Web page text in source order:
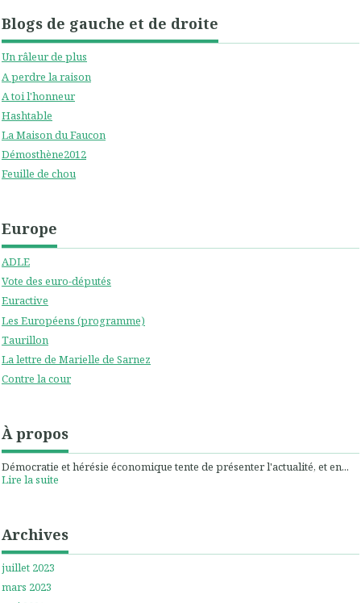
Blogs de gauche et de droite
Un râleur de plus
A perdre la raison
A toi l'honneur
Hashtable
La Maison du Faucon
Démosthène2012
Feuille de chou
Europe
ADLE
Vote des euro-députés
Euractive
Les Européens (programme)
Taurillon
La lettre de Marielle de Sarnez
Contre la cour
À propos
Démocratie et hérésie économique tente de présenter l'actualité, et en...
Lire la suite
Archives
juillet 2023
mars 2023